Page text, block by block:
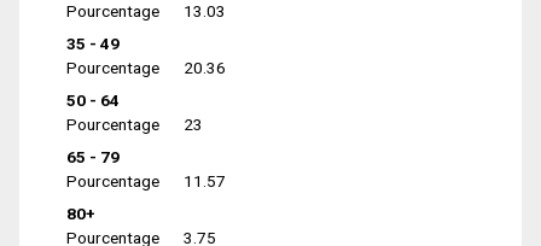
Pourcentage
13.03
35 - 49
Pourcentage
20.36
50 - 64
Pourcentage
23
65 - 79
Pourcentage
11.57
80+
Pourcentage
3.75